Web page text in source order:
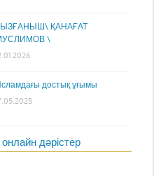
ҚАНАҒАТ
\
достық ұғымы
онлайн дәрістер